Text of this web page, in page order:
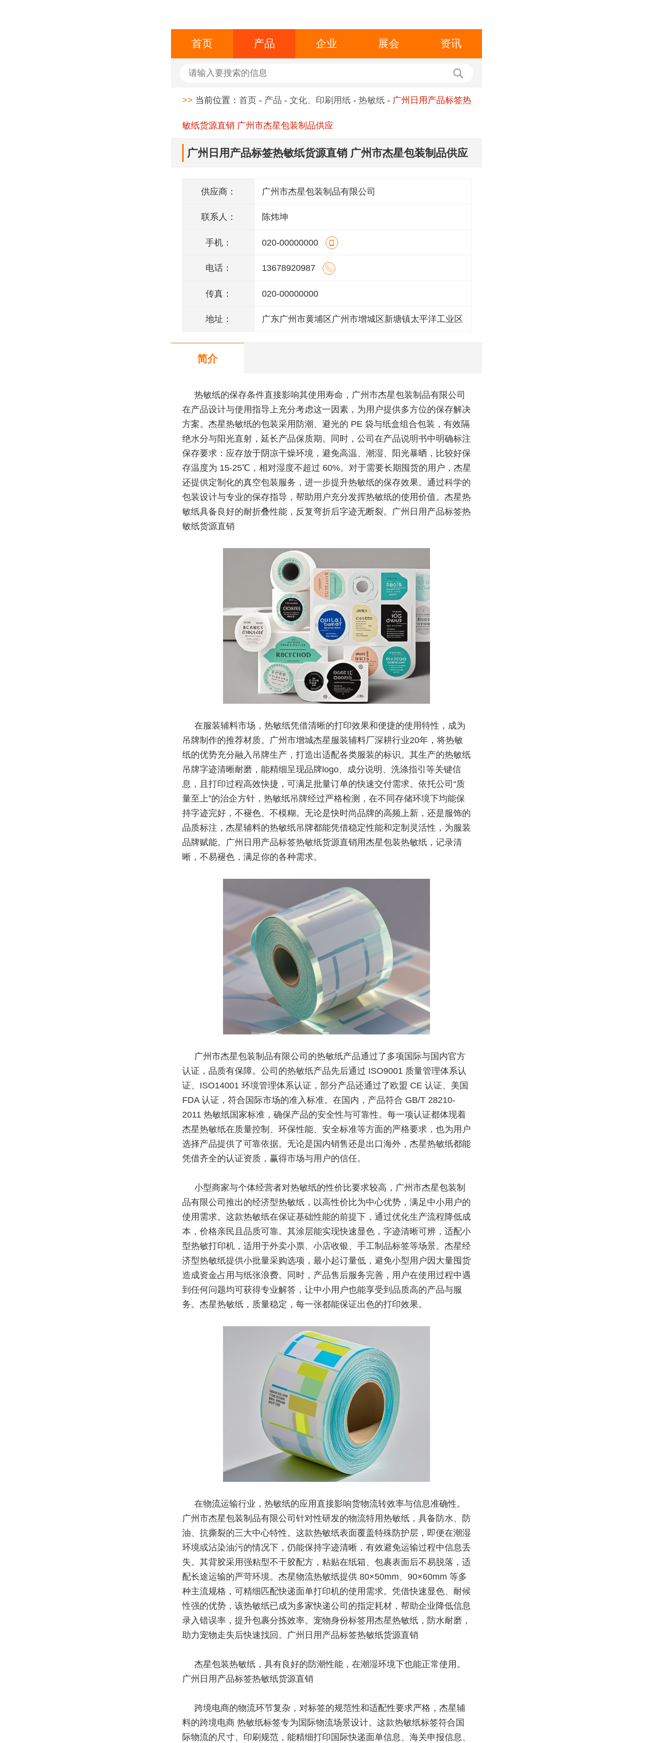
首页 产品 企业 展会 资讯
>> 当前位置： 首页 - 产品 - 文化、印刷用纸 - 热敏纸 - 广州日用产品标签热
敏纸货源直销 广州市杰星包装制品供应
广州日用产品标签热敏纸货源直销 广州市杰星包装制品供应
供应商： 广州市杰星包装制品有限公司
联系人： 陈炜坤
手机： 020-00000000
电话： 13678920987
传真： 020-00000000
地址： 广东广州市黄埔区广州市增城区新塘镇太平洋工业区
简介
热敏纸的保存条件直接影响其使用寿命，广州市杰星包装制品有限公司
在产品设计与使用指导上充分考虑这一因素，为用户提供多方位的保存解决
方案。杰星热敏纸的包装采用防潮、避光的 PE 袋与纸盒组合包装，有效隔
绝水分与阳光直射，延长产品保质期。同时，公司在产品说明书中明确标注
保存要求：应存放于阴凉干燥环境，避免高温、潮湿、阳光暴晒，比较好保
存温度为 15-25℃，相对湿度不超过 60%。对于需要长期囤货的用户，杰星
还提供定制化的真空包装服务，进一步提升热敏纸的保存效果。通过科学的
包装设计与专业的保存指导，帮助用户充分发挥热敏纸的使用价值。杰星热
敏纸具备良好的耐折叠性能，反复弯折后字迹无断裂。广州日用产品标签热
敏纸货源直销
在服装辅料市场，热敏纸凭借清晰的打印效果和便捷的使用特性，成为
吊牌制作的推荐材质。广州市增城杰星服装辅料厂深耕行业20年，将热敏
纸的优势充分融入吊牌生产，打造出适配各类服装的标识。其生产的热敏纸
吊牌字迹清晰耐磨，能精细呈现品牌logo、成分说明、洗涤指引等关键信
息，且打印过程高效快捷，可满足批量订单的快速交付需求。依托公司“质
量至上”的治企方针，热敏纸吊牌经过严格检测，在不同存储环境下均能保
持字迹完好，不褪色、不模糊。无论是快时尚品牌的高频上新，还是服饰的
品质标注，杰星辅料的热敏纸吊牌都能凭借稳定性能和定制灵活性，为服装
品牌赋能。广州日用产品标签热敏纸货源直销用杰星包装热敏纸，记录清
晰，不易褪色，满足你的各种需求。
广州市杰星包装制品有限公司的热敏纸产品通过了多项国际与国内官方
认证，品质有保障。公司的热敏纸产品先后通过 ISO9001 质量管理体系认
证、ISO14001 环境管理体系认证，部分产品还通过了欧盟 CE 认证、美国
FDA 认证，符合国际市场的准入标准。在国内，产品符合 GB/T 28210-
2011 热敏纸国家标准，确保产品的安全性与可靠性。每一项认证都体现着
杰星热敏纸在质量控制、环保性能、安全标准等方面的严格要求，也为用户
选择产品提供了可靠依据。无论是国内销售还是出口海外，杰星热敏纸都能
凭借齐全的认证资质，赢得市场与用户的信任。
小型商家与个体经营者对热敏纸的性价比要求较高，广州市杰星包装制
品有限公司推出的经济型热敏纸，以高性价比为中心优势，满足中小用户的
使用需求。这款热敏纸在保证基础性能的前提下，通过优化生产流程降低成
本，价格亲民且品质可靠。其涂层能实现快速显色，字迹清晰可辨，适配小
型热敏打印机，适用于外卖小票、小店收银、手工制品标签等场景。杰星经
济型热敏纸提供小批量采购选项，最小起订量低，避免小型用户因大量囤货
造成资金占用与纸张浪费。同时，产品售后服务完善，用户在使用过程中遇
到任何问题均可获得专业解答，让中小用户也能享受到品质高的产品与服
务。杰星热敏纸，质量稳定，每一张都能保证出色的打印效果。
在物流运输行业，热敏纸的应用直接影响货物流转效率与信息准确性。
广州市杰星包装制品有限公司针对性研发的物流特用热敏纸，具备防水、防
油、抗撕裂的三大中心特性。这款热敏纸表面覆盖特殊防护层，即便在潮湿
环境或沾染油污的情况下，仍能保持字迹清晰，有效避免运输过程中信息丢
失。其背胶采用强粘型不干胶配方，粘贴在纸箱、包裹表面后不易脱落，适
配长途运输的严苛环境。杰星物流热敏纸提供 80×50mm、90×60mm 等多
种主流规格，可精细匹配快递面单打印机的使用需求。凭借快速显色、耐候
性强的优势，该热敏纸已成为多家快递公司的指定耗材，帮助企业降低信息
录入错误率，提升包裹分拣效率。宠物身份标签用杰星热敏纸，防水耐磨，
助力宠物走失后快速找回。广州日用产品标签热敏纸货源直销
杰星包装热敏纸，具有良好的防潮性能，在潮湿环境下也能正常使用。
广州日用产品标签热敏纸货源直销
跨境电商的物流环节复杂，对标签的规范性和适配性要求严格，杰星辅
料的跨境电商 热敏纸标签专为国际物流场景设计。这款热敏纸标签符合国
际物流的尺寸、印刷规范，能精细打印国际快递面单信息、海关申报信息、